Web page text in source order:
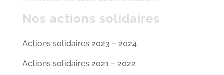
Nos actions solidaires
Actions solidaires 2023 – 2024
Actions solidaires 2021 – 2022